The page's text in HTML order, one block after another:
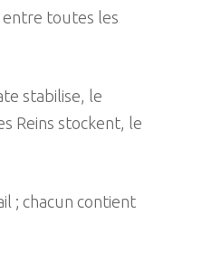
entre toutes les
stabilise, le
Reins stockent, le
; chacun contient